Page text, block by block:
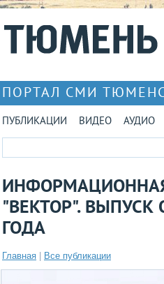
ПОРТАЛ СМИ
ПУБЛИКАЦИИ ВИДЕО АУДИО
"ВЕКТОР". ВЫПУСК
ГОДА
Главная Все публикации